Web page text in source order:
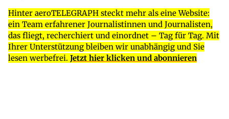
Hinter aeroTELEGRAPH steckt mehr als eine Website:
ein Team erfahrener Journalistinnen und Journalisten,
das fliegt, recherchiert und einordnet – Tag für Tag. Mit
Ihrer Unterstützung bleiben wir unabhängig und Sie
lesen werbefrei. Jetzt hier klicken und abonnieren